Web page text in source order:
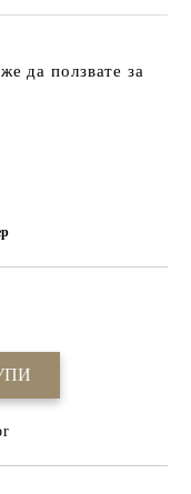
да ползвате за